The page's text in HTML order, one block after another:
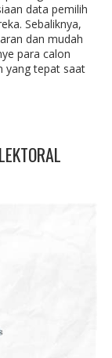
data pemilih
Sebaliknya,
dan mudah
para calon
yang tepat saat